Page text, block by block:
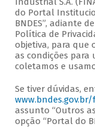
do Portal
BNDES”, adiante
Política de
objetiva, para que
as condições para
coletamos e
Se tiver dúvidas,
assunto “Outros
opção “Portal do